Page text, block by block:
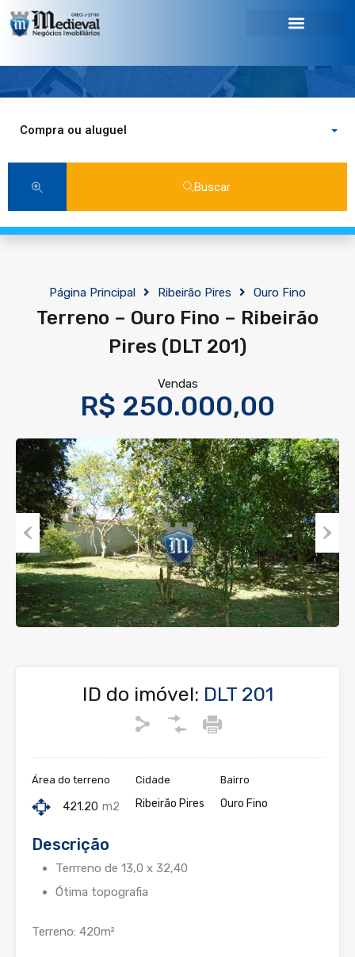
Compra ou aluguel
Buscar
Página Principal Ribeirão Pires Ouro Fino
Terreno – Ouro Fino – Ribeirão
Pires (DLT 201)
Vendas
R$ 250.000,00
Previous Next
ID do imóvel: DLT 201
Área do terreno
421.20 m2
Cidade
Ribeirão Pires
Bairro
Ouro Fino
Descrição
Terrreno de 13,0 x 32,40
Ótima topografia
Terreno: 420m²